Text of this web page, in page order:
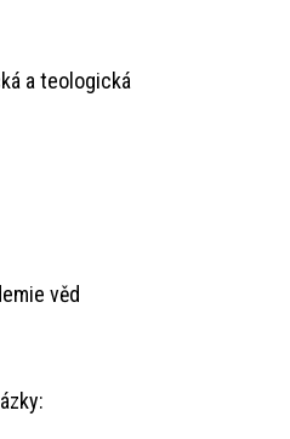
a teologická
věd